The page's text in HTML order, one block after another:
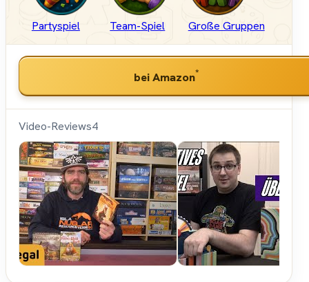
Partyspiel Team-Spiel Große Gruppen
bei Amazon*
Video-Reviews4
Hunter &
Brettspiele